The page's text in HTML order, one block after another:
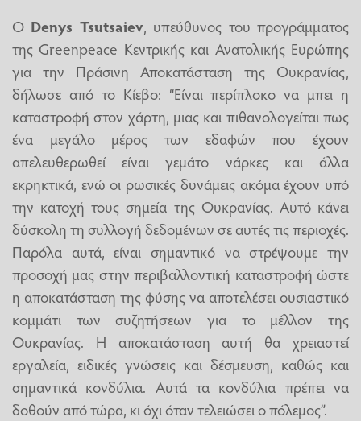
Ο Denys Tsutsaiev, υπεύθυνος του προγράμματος
της Greenpeace Κεντρικής και Ανατολικής Ευρώπης
για την Πράσινη Αποκατάσταση της Ουκρανίας,
δήλωσε από το Κίεβο: “Είναι περίπλοκο να μπει η
καταστροφή στον χάρτη, μιας και πιθανολογείται πως
ένα μεγάλο μέρος των εδαφών που έχουν
απελευθερωθεί είναι γεμάτο νάρκες και άλλα
εκρηκτικά, ενώ οι ρωσικές δυνάμεις ακόμα έχουν υπό
την κατοχή τους σημεία της Ουκρανίας. Αυτό κάνει
δύσκολη τη συλλογή δεδομένων σε αυτές τις περιοχές.
Παρόλα αυτά, είναι σημαντικό να στρέψουμε την
προσοχή μας στην περιβαλλοντική καταστροφή ώστε
η αποκατάσταση της φύσης να αποτελέσει ουσιαστικό
κομμάτι των συζητήσεων για το μέλλον της
Ουκρανίας. Η αποκατάσταση αυτή θα χρειαστεί
εργαλεία, ειδικές γνώσεις και δέσμευση, καθώς και
σημαντικά κονδύλια. Αυτά τα κονδύλια πρέπει να
δοθούν από τώρα, κι όχι όταν τελειώσει ο πόλεμος”.